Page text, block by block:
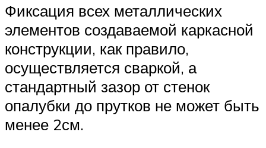
Фиксация всех металлических
элементов создаваемой каркасной
конструкции, как правило,
осуществляется сваркой, а
стандартный зазор от стенок
опалубки до прутков не может быть
менее 2см.